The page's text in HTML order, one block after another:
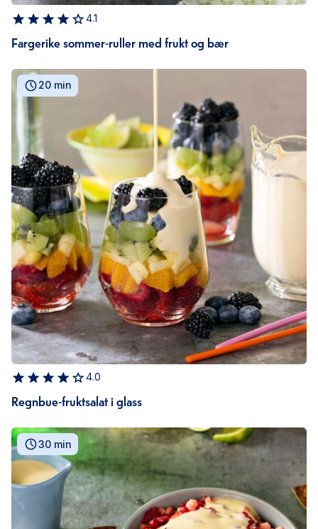
4.1
Fargerike sommer-ruller med frukt og bær
20 min
4.0
Regnbue-fruktsalat i glass
30 min